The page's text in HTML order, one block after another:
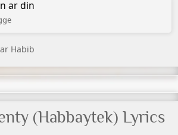
ar din
Habib
(Habbaytek) Lyrics